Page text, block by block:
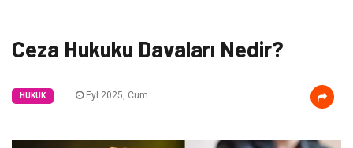
Ceza Hukuku Davaları Nedir?
HUKUK Eyl 2025, Cum